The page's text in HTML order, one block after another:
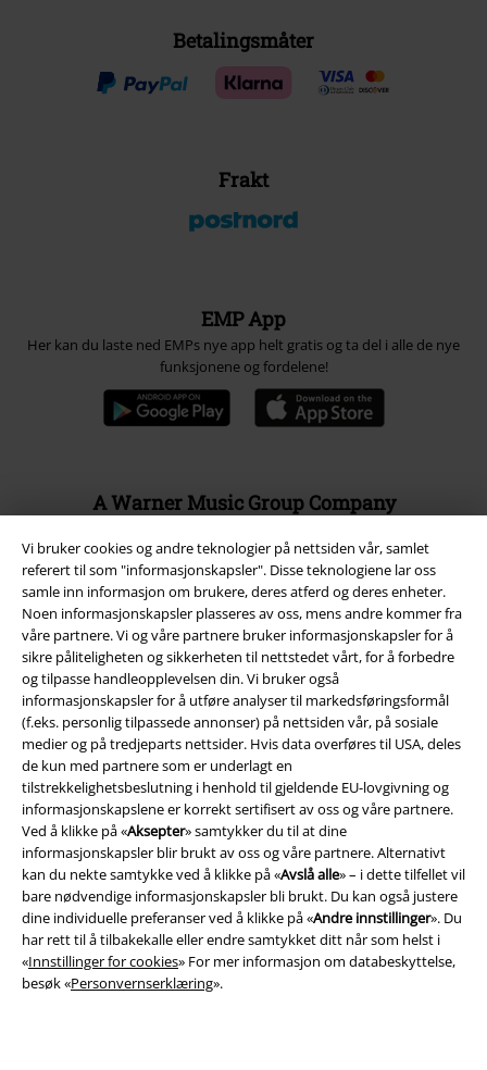
Vi bruker cookies og andre teknologier på nettsiden vår, samlet
referert til som "informasjonskapsler". Disse teknologiene lar oss
samle inn informasjon om brukere, deres atferd og deres enheter.
Noen informasjonskapsler plasseres av oss, mens andre kommer fra
våre partnere. Vi og våre partnere bruker informasjonskapsler for å
sikre påliteligheten og sikkerheten til nettstedet vårt, for å forbedre
og tilpasse handleopplevelsen din. Vi bruker også
informasjonskapsler for å utføre analyser til markedsføringsformål
(f.eks. personlig tilpassede annonser) på nettsiden vår, på sosiale
medier og på tredjeparts nettsider. Hvis data overføres til USA, deles
de kun med partnere som er underlagt en
tilstrekkelighetsbeslutning i henhold til gjeldende EU-lovgivning og
informasjonskapslene er korrekt sertifisert av oss og våre partnere.
Ved å klikke på «Aksepter» samtykker du til at dine
informasjonskapsler blir brukt av oss og våre partnere. Alternativt
kan du nekte samtykke ved å klikke på «Avslå alle» – i dette tilfellet vil
bare nødvendige informasjonskapsler bli brukt. Du kan også justere
dine individuelle preferanser ved å klikke på «Andre innstillinger». Du
har rett til å tilbakekalle eller endre samtykket ditt når som helst i
«Innstillinger for cookies» For mer informasjon om databeskyttelse,
besøk «Personvernserklæring».
Betalingsmåter
Frakt
EMP App
Her kan du laste ned EMPs nye app helt gratis og ta del i alle de nye
funksjonene og fordelene!
A Warner Music Group Company
Juridisk informasjon/Vilkår
Vilkår
Impressum
Konfidensialitetserklæring